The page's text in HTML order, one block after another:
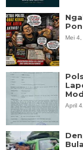
Mei
April